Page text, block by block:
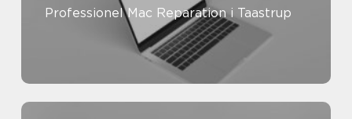
Professionel Mac Reparation i Taastrup